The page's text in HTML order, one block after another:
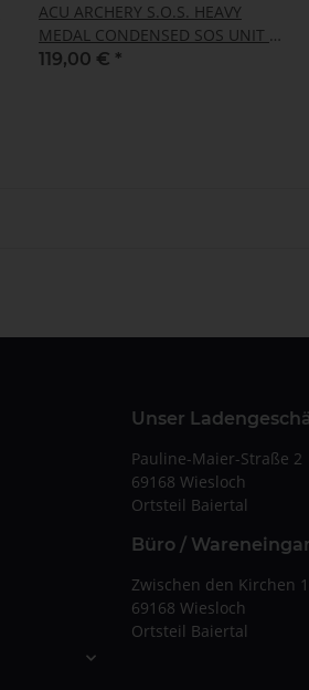
ACU ARCHERY S.O.S. HEAVY
MEDAL CONDENSED SOS UNIT -
3oz
119,00 € *
Unser
Pauline-Maier-Straße 2
69168 Wiesloch
Ortsteil Baiertal
Büro /
Zwischen den Kirchen
69168 Wiesloch
Ortsteil Baiertal